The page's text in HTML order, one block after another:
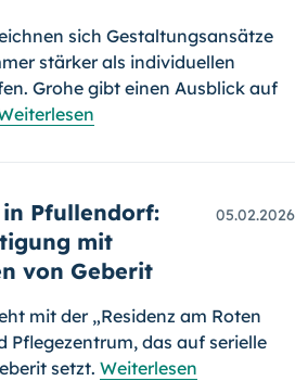
sich Gestaltungsansätze
stärker als individuellen
Grohe gibt einen Ausblick auf
Pfullendorf:
mit
von Geberit
05.02.2026
mit der „Residenz am Roten
Pflegezentrum, das auf serielle
setzt. Weiterlesen